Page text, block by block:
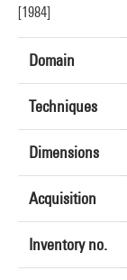
[1984]
Domain
Techniques
Dimensions
Acquisition
Inventory no.